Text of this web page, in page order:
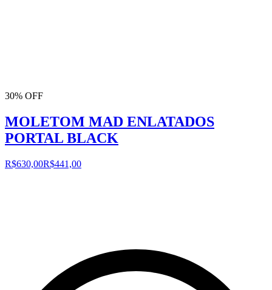
30% OFF
MOLETOM MAD ENLATADOS
PORTAL BLACK
R$630,00R$441,00